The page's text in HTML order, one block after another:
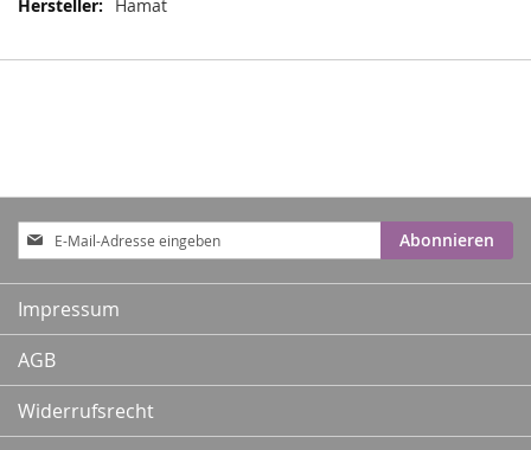
Hamat
Anmeldung
zum
Newsletter:
Abonnieren
Impressum
AGB
Widerrufsrecht